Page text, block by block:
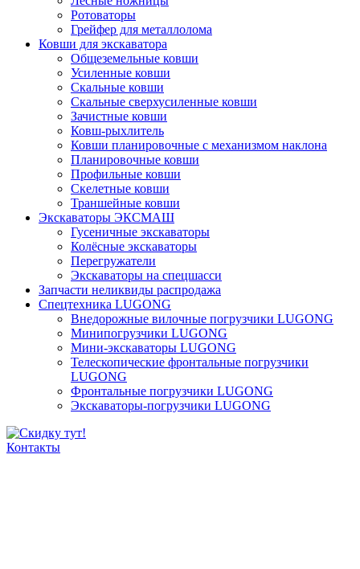
Ротоваторы
Грейфер для металлолома
Ковши для экскаватора
Общеземельные ковши
Усиленные ковши
Скальные ковши
Скальные сверхусиленные ковши
Зачистные ковши
Ковш-рыхлитель
Ковши планировочные с механизмом наклона
Планировочные ковши
Профильные ковши
Скелетные ковши
Траншейные ковши
Экскаваторы ЭКСМАШ
Гусеничные экскаваторы
Колёсные экскаваторы
Перегружатели
Экскаваторы на спецшасси
Запчасти неликвиды распродажа
Спецтехника LUGONG
Внедорожные вилочные погрузчики LUGONG
Минипогрузчики LUGONG
Мини-экскаваторы LUGONG
Телескопические фронтальные погрузчики
LUGONG
Фронтальные погрузчики LUGONG
Экскаваторы-погрузчики LUGONG
Контакты